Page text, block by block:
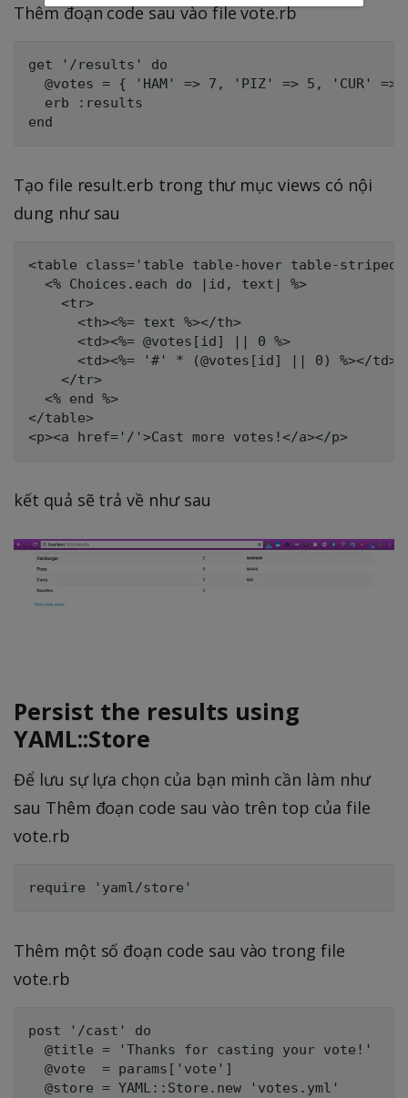
Thêm đoạn code sau vào file vote.rb
get '/results' do
@votes = { 'HAM' => 7, 'PIZ' => 5, 'CUR' =>
  erb :results
Tạo file result.erb trong thư mục views có nội
dung như sau
<table class='table table-hover table-
  <% Choices.each do |id, text| %>
    <tr>
      <th><%= text %></th>
      <td><%= @votes[id] || 0 %>
      <td><%= '#' * (@votes[id] || 0) %></td>
    </tr>
  <% end %>
</table>
kết quả sẽ trả về như sau
Persist the results using
YAML::Store
Để lưu sự lựa chọn của bạn mình cần làm như
sau Thêm đoạn code sau vào trên top của file
vote.rb
Thêm một số đoạn code sau vào trong file
vote.rb
post '/cast' do
  @title = 'Thanks for casting your vote!'
  @vote  = params['vote']
  @store = YAML::Store.new 'votes.yml'